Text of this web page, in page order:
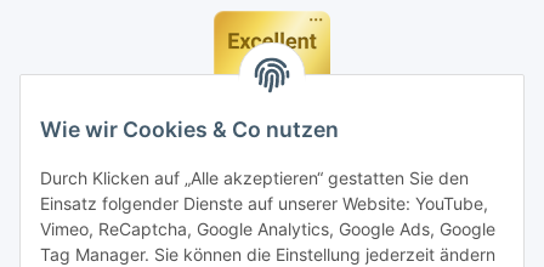
Wie wir Cookies & Co nutzen
Durch Klicken auf „Alle akzeptieren“ gestatten Sie den
Einsatz folgender Dienste auf unserer Website: YouTube,
Vimeo, ReCaptcha, Google Analytics, Google Ads, Google
Tag Manager. Sie können die Einstellung jederzeit ändern